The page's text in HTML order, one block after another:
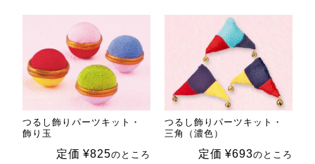
つるし飾りパーツキット・
飾り玉
定価 ¥825のところ
つるし飾りパーツキット・
三角（濃色）
定価 ¥693のところ